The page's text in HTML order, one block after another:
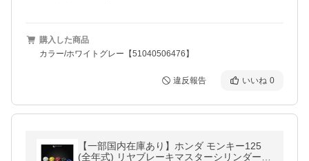
購入した商品
カラー/ホワイトグレー【51040506476】
違反報告 いいね 0
【一部国内在庫あり】ホンダ モンキー125
(全年式) リヤブレーキマスターシリンダー